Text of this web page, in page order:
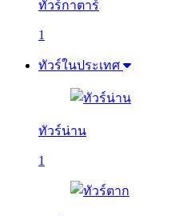
ทัวร์กาตาร์
1
ทัวร์ในประเทศ
ทัวร์น่าน
1